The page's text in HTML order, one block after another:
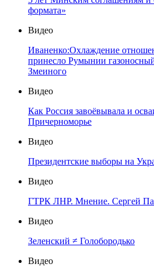
формата»
Видео
Иваненко:Охлаждение
принесло Румынии
Змеиного
Видео
Как Россия завоёвывала и
Причерноморье
Видео
Президентские выборы на
Видео
ГТРК ЛНР. Мнение. Сергей
Видео
Зеленский ≠ Голобородько
Видео